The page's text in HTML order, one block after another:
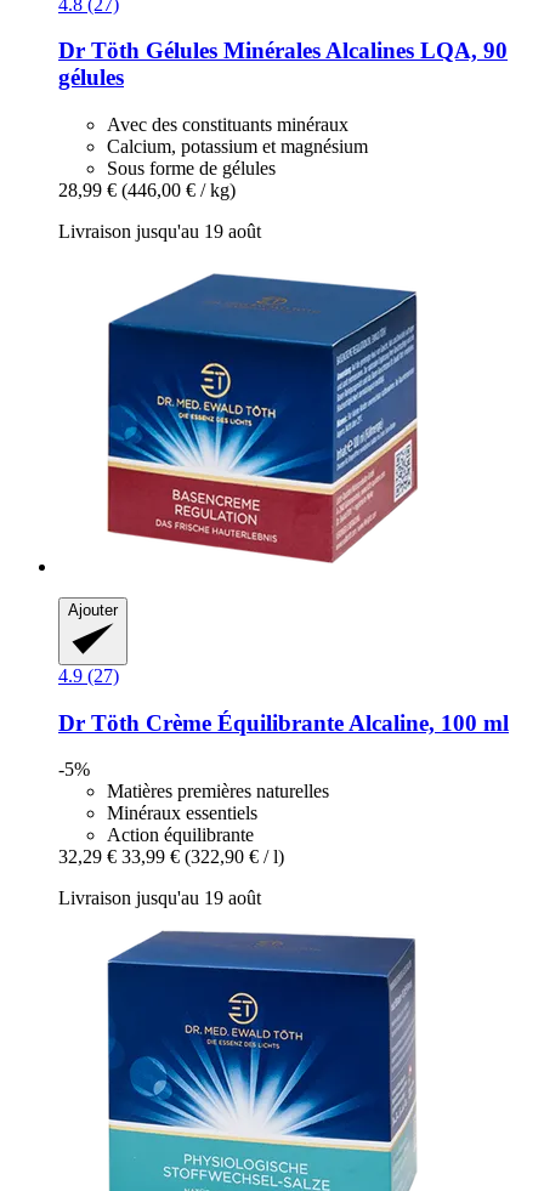
Dr Töth Gélules Minérales Alcalines LQA, 90
gélules
Avec des constituants minéraux
Calcium, potassium et magnésium
Sous forme de gélules
28,99 € (446,00 € / kg)
Livraison jusqu'au 19 août
Ajouter
4.9 (27)
Dr Töth Crème Équilibrante Alcaline, 100 ml
-5%
Matières premières naturelles
Minéraux essentiels
Action équilibrante
32,29 € 33,99 € (322,90 € / l)
Livraison jusqu'au 19 août